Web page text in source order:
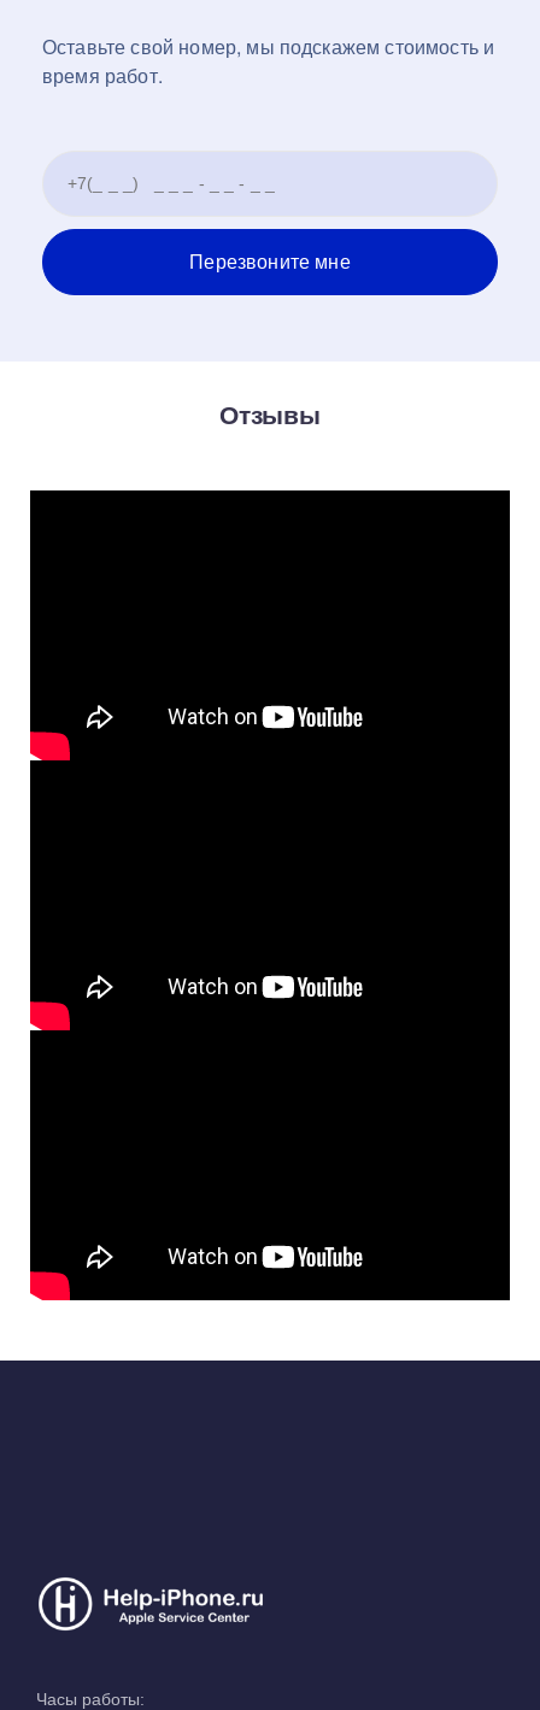
Оставьте свой номер, мы подскажем стоимость и
время работ.
Отзывы
Часы работы: